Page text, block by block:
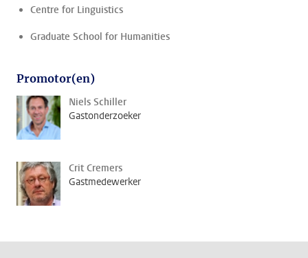
Centre for Linguistics
Graduate School for Humanities
Promotor(en)
Niels Schiller
Gastonderzoeker
Crit Cremers
Gastmedewerker